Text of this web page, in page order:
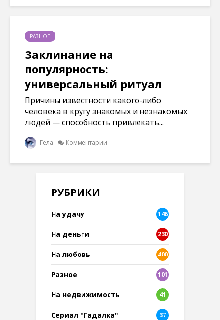
РАЗНОЕ
Заклинание на
популярность:
универсальный ритуал
Причины известности какого-либо
человека в кругу знакомых и незнакомых
людей — способность привлекать...
Гела Комментарии
РУБРИКИ
На удачу 146
На деньги 230
На любовь 400
Разное
101
8
На недвижимость 41
Сериал "Гадалка" 37